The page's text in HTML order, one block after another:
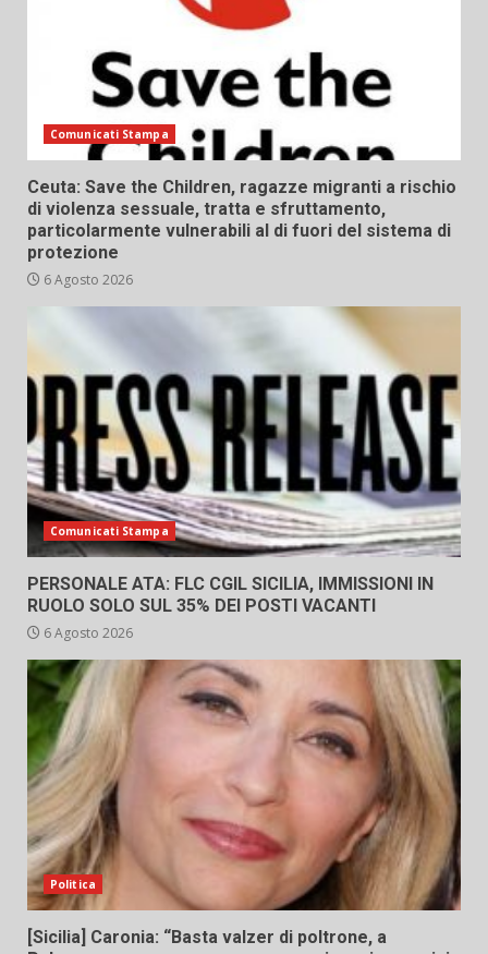
Comunicati Stampa
Ceuta: Save the Children, ragazze migranti a rischio
di violenza sessuale, tratta e sfruttamento,
particolarmente vulnerabili al di fuori del sistema di
protezione
6 Agosto 2026
Comunicati Stampa
PERSONALE ATA: FLC CGIL SICILIA, IMMISSIONI IN
RUOLO SOLO SUL 35% DEI POSTI VACANTI
6 Agosto 2026
Politica
[Sicilia] Caronia: “Basta valzer di poltrone, a